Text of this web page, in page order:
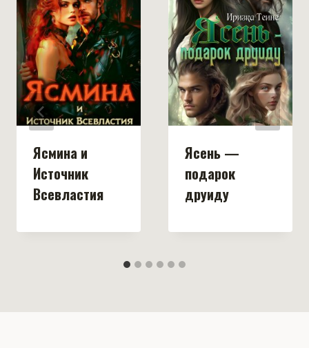
Ясмина и
Источник
Всевластия
Ясень —
подарок
друиду